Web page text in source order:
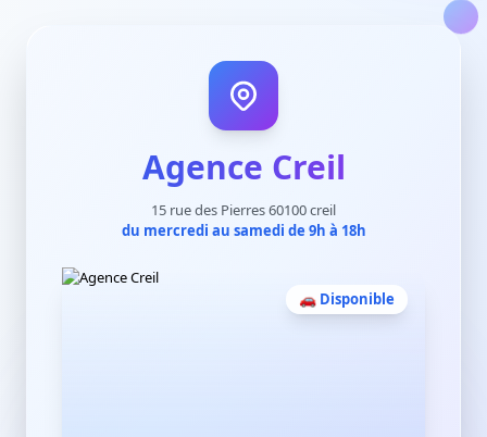
Agence Creil
15 rue des Pierres 60100 creil
du mercredi au samedi de 9h à 18h
🚗 Disponible